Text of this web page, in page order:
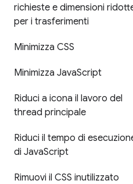
richieste e dimensioni
per i trasferimenti
Minimizza CSS
Minimizza JavaScript
Riduci a icona il lavoro del
thread principale
Riduci il tempo di
di JavaScript
Rimuovi il CSS inutilizzato